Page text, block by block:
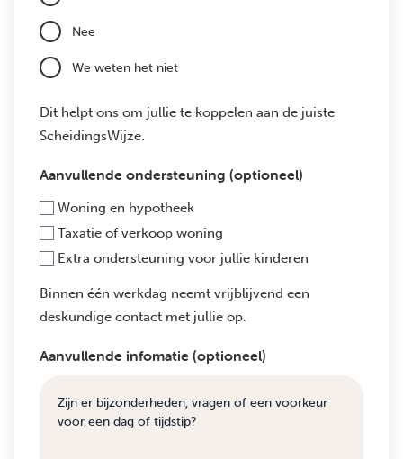
Nee
We weten het niet
Dit helpt ons om jullie te koppelen aan de juiste
ScheidingsWijze.
Aanvullende ondersteuning (optioneel)
Woning en hypotheek
Taxatie of verkoop woning
Extra ondersteuning voor jullie kinderen
Binnen één werkdag neemt vrijblijvend een
deskundige contact met jullie op.
Aanvullende infomatie (optioneel)